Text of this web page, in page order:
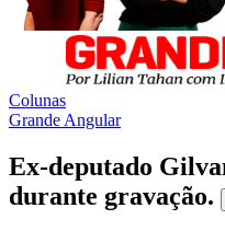
Colunas
Grande Angular
Ex-deputado
durante gravação.